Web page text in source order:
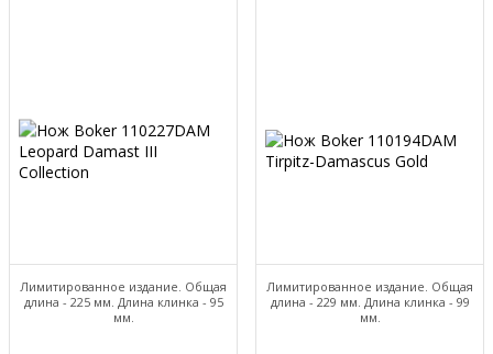
Лимитированное издание. Общая
длина - 225 мм. Длина клинка - 95
мм.
Лимитированное издание. Общая
длина - 229 мм. Длина клинка - 99
мм.